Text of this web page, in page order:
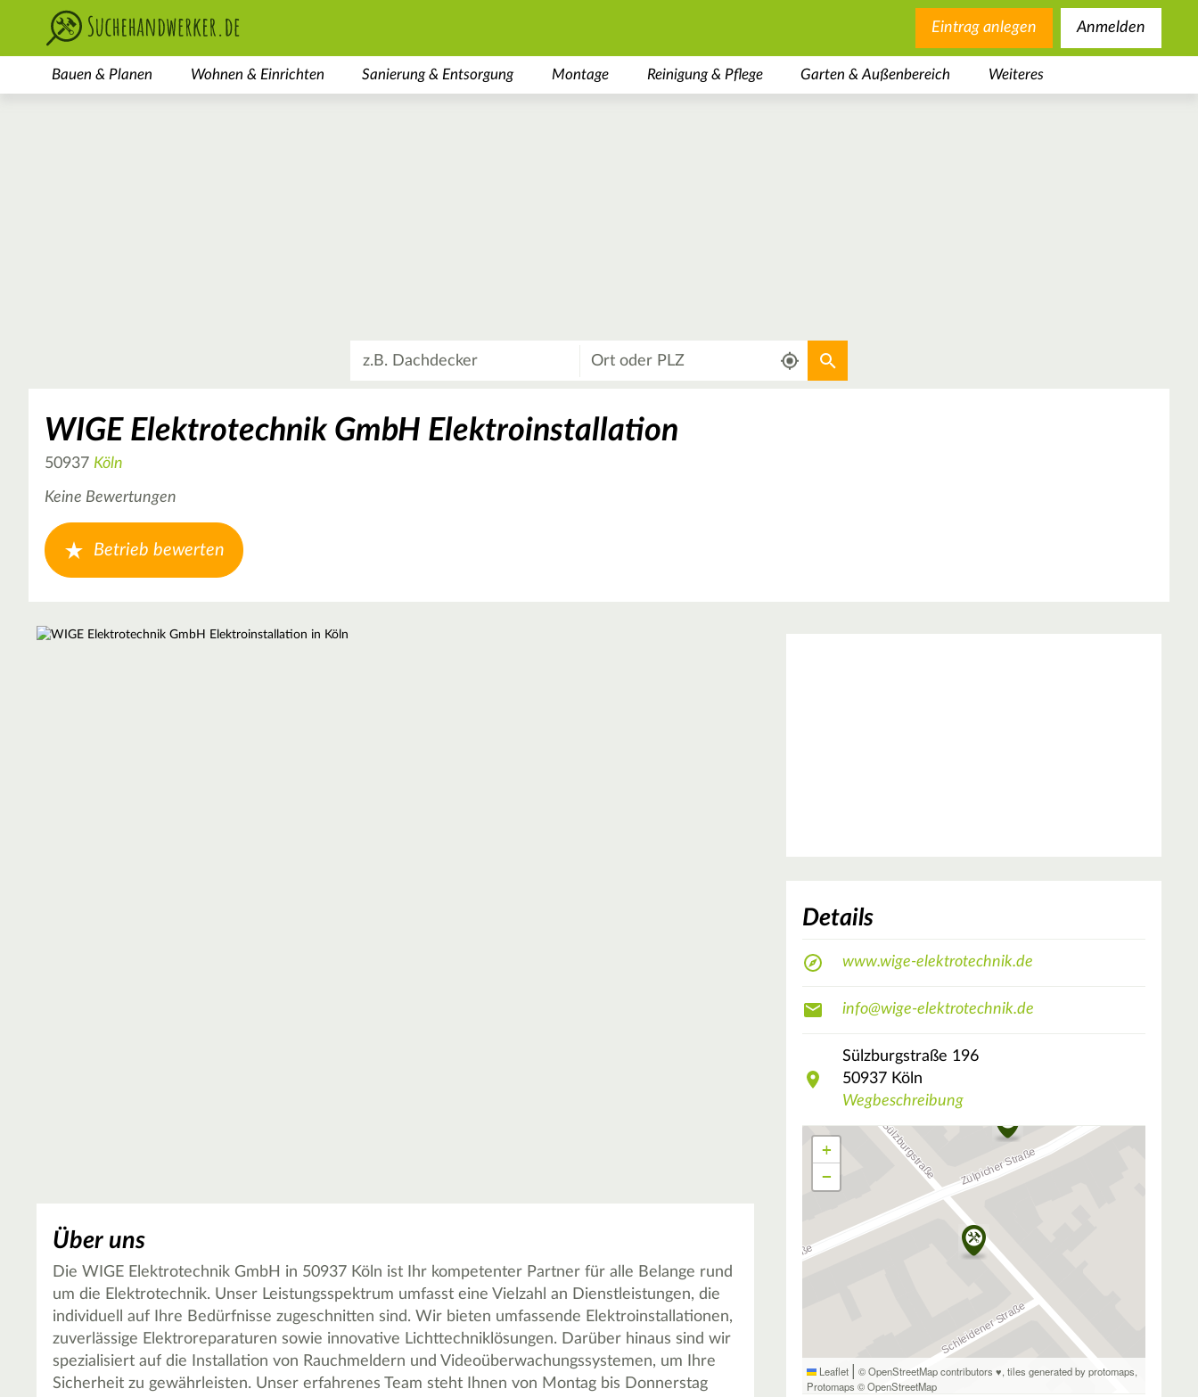
Eintrag anlegen Anmelden
Bauen & Planen Wohnen & Einrichten Sanierung & Entsorgung Montage Reinigung & Pflege Garten & Außenbereich Weiteres
Aktuellen Standort verwenden
WIGE Elektrotechnik GmbH Elektroinstallation
50937 Köln
Keine Bewertungen
Betrieb bewerten
Über uns
Die WIGE Elektrotechnik GmbH in 50937 Köln ist Ihr kompetenter Partner für alle Belange rund
um die Elektrotechnik. Unser Leistungsspektrum umfasst eine Vielzahl an Dienstleistungen, die
individuell auf Ihre Bedürfnisse zugeschnitten sind. Wir bieten umfassende Elektroinstallationen,
zuverlässige Elektroreparaturen sowie innovative Lichttechniklösungen. Darüber hinaus sind wir
spezialisiert auf die Installation von Rauchmeldern und Videoüberwachungssystemen, um Ihre
Sicherheit zu gewährleisten. Unser erfahrenes Team steht Ihnen von Montag bis Donnerstag
Details
www.wige-elektrotechnik.de
info@wige-elektrotechnik.de
Sülzburgstraße 196
50937 Köln
Wegbeschreibung
+
−
Leaflet | © OpenStreetMap contributors ♥,tiles generated by protomaps,
Protomaps ©OpenStreetMap